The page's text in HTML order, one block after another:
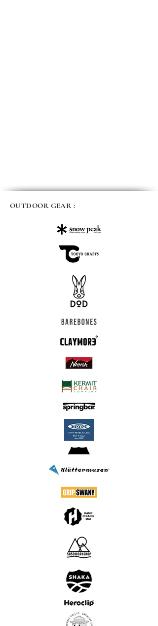
OUTDOOR GEAR :